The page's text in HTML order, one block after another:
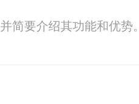
简要介绍其功能和优势。